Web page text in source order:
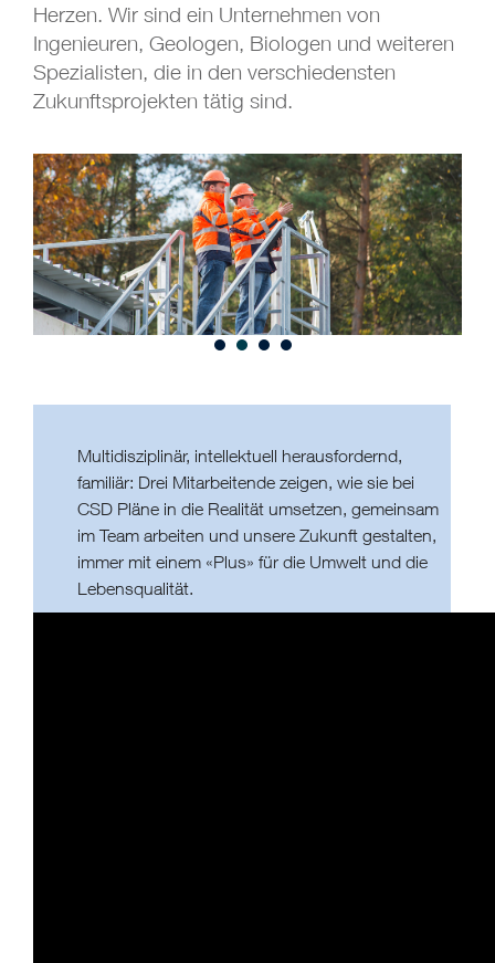
Herzen. Wir sind ein Unternehmen von
Ingenieuren, Geologen, Biologen und weiteren
Spezialisten, die in den verschiedensten
Zukunftsprojekten tätig sind.
Multidisziplinär, intellektuell herausfordernd,
familiär: Drei Mitarbeitende zeigen, wie sie bei
CSD Pläne in die Realität umsetzen, gemeinsam
im Team arbeiten und unsere Zukunft gestalten,
immer mit einem «Plus» für die Umwelt und die
Lebensqualität.